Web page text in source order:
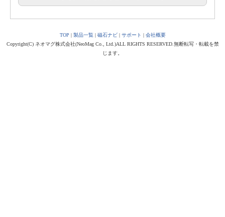
TOP | 製品一覧| 磁石ナビ| サポート | 会社概要
Copyright(C) ネオマグ株式会社(NeoMag Co., Ltd.)ALL RIGHTS RESERVED.無断転写・転載を禁
じます。